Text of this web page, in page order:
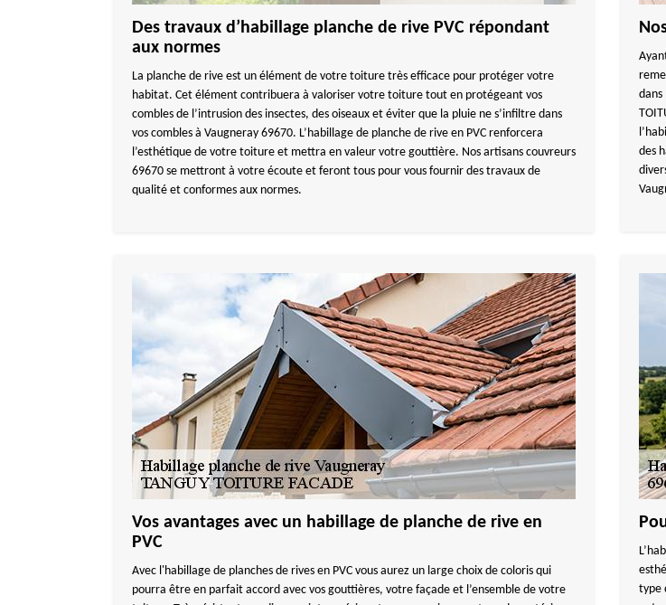
Des travaux d’habillage planche de rive PVC répondant
aux normes
La planche de rive est un élément de votre toiture très efficace pour protéger votre
habitat. Cet élément contribuera à valoriser votre toiture tout en protégeant vos
combles de l’intrusion des insectes, des oiseaux et éviter que la pluie ne s’infiltre dans
vos combles à Vaugneray 69670. L’habillage de planche de rive en PVC renforcera
l’esthétique de votre toiture et mettra en valeur votre gouttière. Nos artisans couvreurs
69670 se mettront à votre écoute et feront tous pour vous fournir des travaux de
qualité et conformes aux normes.
dans
des
Vos avantages avec un habillage de planche de rive en
PVC
Avec l'habillage de planches de rives en PVC vous aurez un large choix de coloris qui
pourra être en parfait accord avec vos gouttières, votre façade et l’ensemble de votre
type